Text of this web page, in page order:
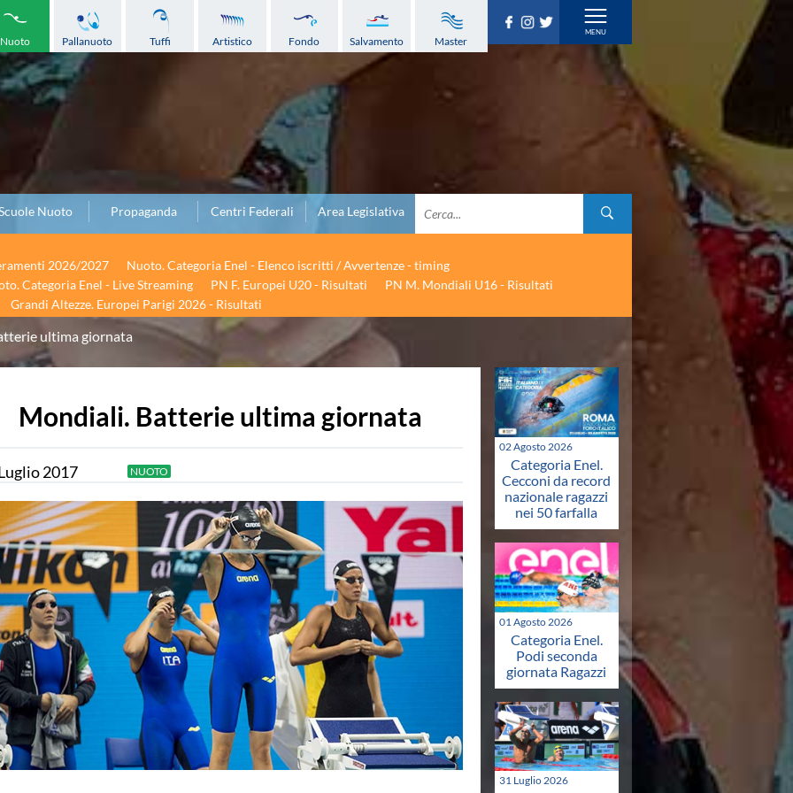
Nuoto Pallanuoto Tuffi Artistico Fondo Salvamento Master
Nuoto Propaganda Centri Federali Area Legislativa
2026/2027
Nuoto. Categoria Enel - Elenco iscritti / Avvertenze - timing
Categoria Enel - Live Streaming PN F. Europei U20 - Risultati
PN M. Mondiali U16 - Risultati
Grandi Altezze. Europei Parigi 2026 - Risultati
ultima giornata
Mondiali. Batterie ultima giornata
2017 NUOTO
02 Agosto 2026
Categoria Enel.
Cecconi da record
nazionale ragazzi
nei 50 farfalla
01 Agosto 2026
Categoria Enel.
Podi seconda
giornata Ragazzi
31 Luglio 2026